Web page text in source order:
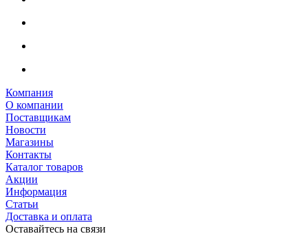
Компания
О компании
Поставщикам
Новости
Магазины
Контакты
Каталог товаров
Акции
Информация
Статьи
Доставка и оплата
Оставайтесь на связи